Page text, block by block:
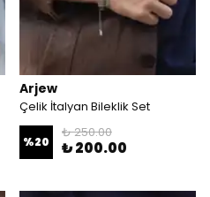
Arjew
Çelik İtalyan Bileklik Set
%20
₺ 250.00
₺ 200.00